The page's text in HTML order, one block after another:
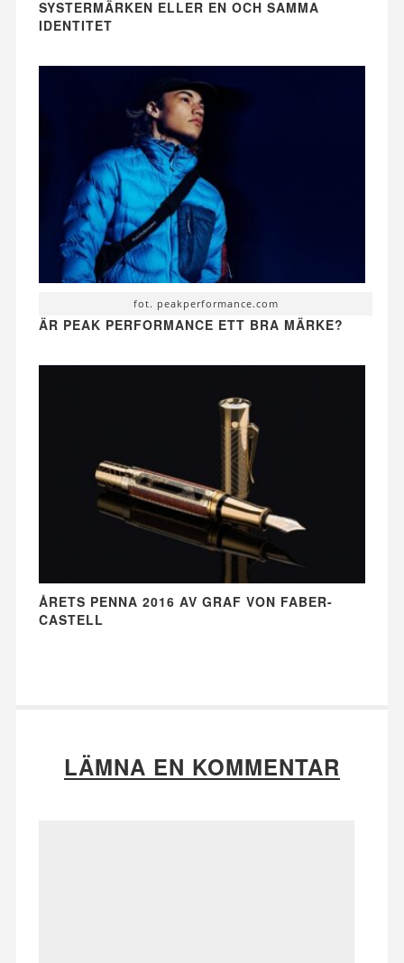
SYSTERMÄRKEN ELLER EN OCH SAMMA
IDENTITET
fot. peakperformance.com
ÄR PEAK PERFORMANCE ETT BRA MÄRKE?
ÅRETS PENNA 2016 AV GRAF VON FABER-
CASTELL
LÄMNA EN KOMMENTAR